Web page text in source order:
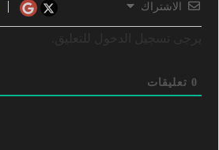
الاشتراك
0 تعليقات